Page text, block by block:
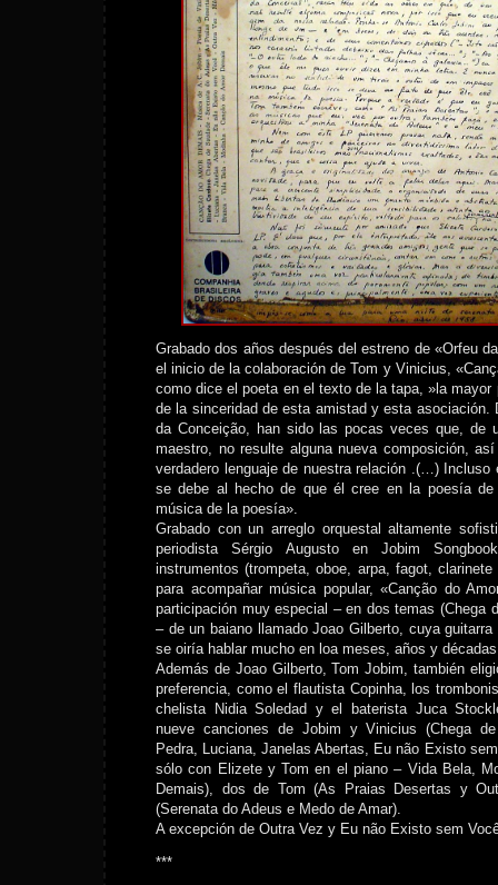
Grabado dos años después del estreno de «Orfeu
el inicio de la colaboración de Tom y Vinicius,
como dice el poeta en el texto de la tapa, »la mayor
de la sinceridad de esta amistad y esta asociación.
da Conceição, han sido las pocas veces que, de
maestro, no resulte alguna nueva composición,
verdadero lenguaje de nuestra relación .(…) Incluso
se debe al hecho de que él cree en la poesía
música de la poesía».
Grabado con un arreglo orquestal altamente
periodista Sérgio Augusto en Jobim
instrumentos (trompeta, oboe, arpa, fagot,
para acompañar música popular, «Canção do
participación muy especial – en dos temas (Chega
– de un baiano llamado Joao Gilberto, cuya
se oiría hablar mucho en loa meses, años y
Además de Joao Gilberto, Tom Jobim, también
preferencia, como el flautista Copinha, los
chelista Nidia Soledad y el baterista Juca
nueve canciones de Jobim y Vinicius (Chega
Pedra, Luciana, Janelas Abertas, Eu não Existo
sólo con Elizete y Tom en el piano – Vida Bela,
Demais), dos de Tom (As Praias Desertas y
(Serenata do Adeus e Medo de Amar).
A excepción de Outra Vez y Eu não Existo sem
***